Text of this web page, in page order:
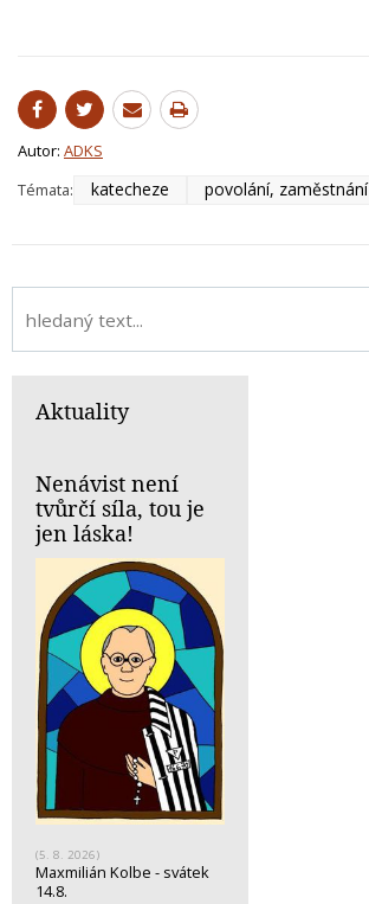
Autor: ADKS
Témata:
katecheze povolání, zaměstnání
Aktuality
Nenávist není
tvůrčí síla, tou je
jen láska!
(5. 8. 2026)
Maxmilián Kolbe - svátek
14.8.